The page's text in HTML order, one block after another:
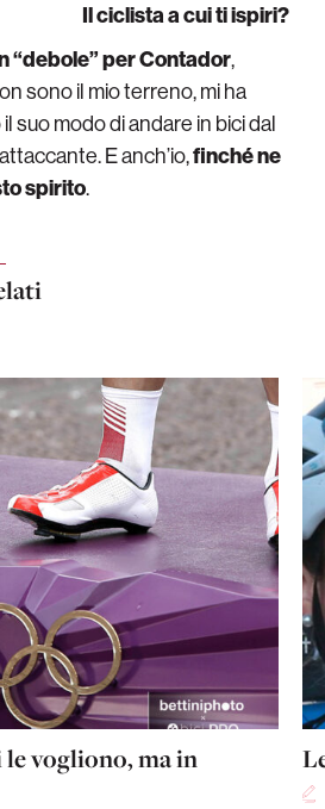
Il ciclista a cui ti ispiri?
“debole” per Contador,
sono il mio terreno, mi ha
suo modo di andare in bici dal
E anch’io,finché ne
spirito.
vogliono, ma in